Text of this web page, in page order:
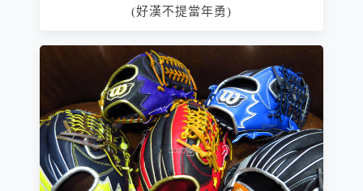
(好漢不提當年勇)